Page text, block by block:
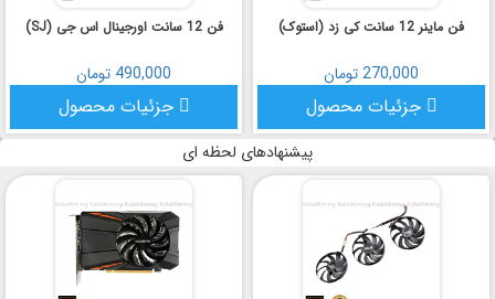
فن ماینر 12 سانت کی زد (استوک)
270,000 تومان
جزئیات محصول
فن 12 سانت اورجینال اس جی (SJ)
490,000 تومان
جزئیات محصول
پیشنهادهای لحظه ای